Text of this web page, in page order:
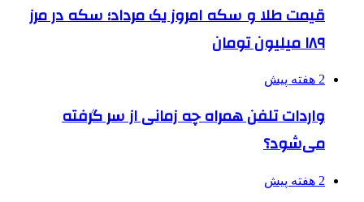
قیمت طلا و سکه امروز یک مرداد؛ سکه در مرز
۱۸۹ میلیون تومان
2 هفته پیش
واردات تلفن همراه چه زمانی از سر گرفته
می‌شود؟
2 هفته پیش